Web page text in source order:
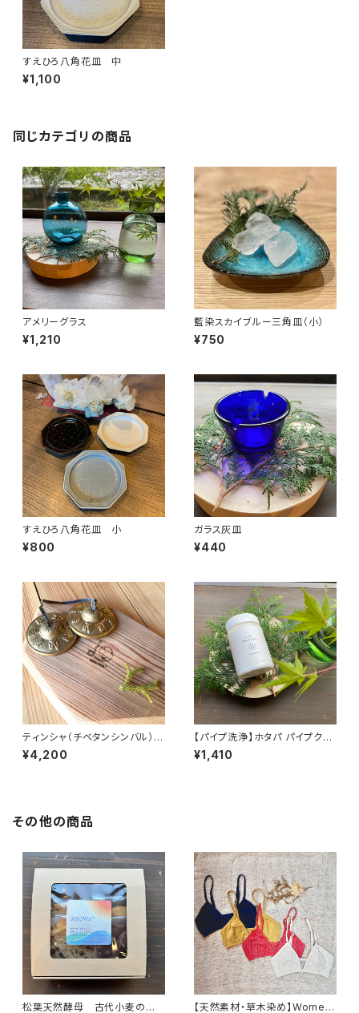
すえひろ八角花皿 中
¥1,100
同じカテゴリの商品
アメリーグラス
¥1,210
藍染スカイブルー三角皿（小）
¥750
すえひろ八角花皿 小
¥800
ガラス灰皿
¥440
ティンシャ（チベタンシンバル）
《オムマニ柄》
¥4,200
【パイプ洗浄】ホタパ パイプクリ
ーン (200g)
¥1,410
その他の商品
松葉天然酵母 古代小麦の発
【天然素材・草木染め】Womem